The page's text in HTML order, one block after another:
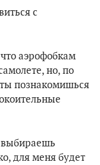
с
аэрофобкам
но, по
познакомишься
выбираешь
для меня будет